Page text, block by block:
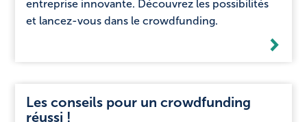
entreprise innovante. Découvrez les possibilités
et lancez-vous dans le crowdfunding.
Les conseils pour un crowdfunding
réussi !